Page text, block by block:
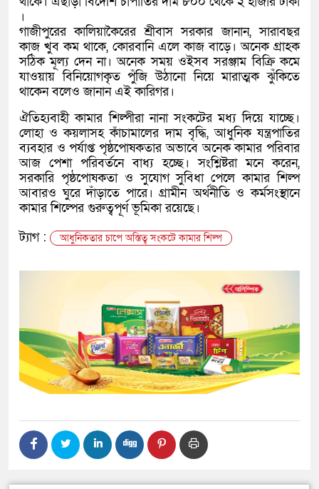
।
গাজীপুরের কালিয়াকৈরের শ্রীবাস সরকার জানান, সারাবছর
কাজ খুব কম থাকে, কোরবানি এলে কাজ বাড়ে। অনেক গ্রাহক
সঠিক মূল্য দেন না। অনেক সময় ওইসব সরঞ্জাম বিক্রি কমে
যাওয়ায় বিনিয়োগকৃত পুঁজি উঠানো নিয়ে মারাত্মক ঝুঁকিতে
থাকেন বলেও জানান এই কারিগর।
ঐতিহ্যবাহী কামার শিল্পীরা নানা সংকটের মধ্য দিয়ে যাচ্ছে।
লোহা ও কয়লাসহ কাঁচামালের দাম বৃদ্ধি, আধুনিক যন্ত্রপাতির
ব্যবহার ও পর্যাপ্ত পৃষ্ঠপোষকতার অভাবে অনেক কামার পরিবার
আজ পেশা পরিবর্তনে বাধ্য হচ্ছে। সংশ্লিষ্টরা মনে করেন,
সরকারি পৃষ্ঠপোষকতা ও সুযোগ সুবিধা পেলে কামার শিল্প
আবারও ঘুরে দাঁড়াতে পারে। গ্রামীন অর্থনীতি ও কর্মসংস্থানে
কামার শিল্পের গুরুত্বপূর্ণ ভূমিকা রয়েছে।
ট্যাগ :
আধুনিকতার চাপে অস্তিত্ব সংকটে কামার শিল্প